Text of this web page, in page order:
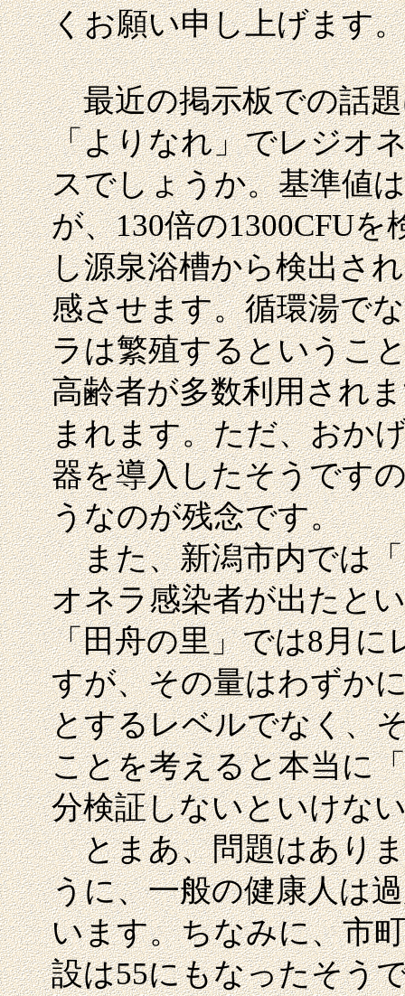
くお願い申し上げます。
最近の掲示板での話題
「よりなれ」でレジオ
スでしょうか。基準値
が、130倍の1300CFU
し源泉浴槽から検出さ
感させます。循環湯で
ラは繁殖するというこ
高齢者が多数利用され
まれます。ただ、おか
器を導入したそうです
うなのが残念です。
また、新潟市内では「
オネラ感染者が出たと
「田舟の里」では8月
すが、その量はわずか
とするレベルでなく、
ことを考えると本当に
分検証しないといけな
とまあ、問題はあり
うに、一般の健康人は
います。ちなみに、市
設は55にもなったそう